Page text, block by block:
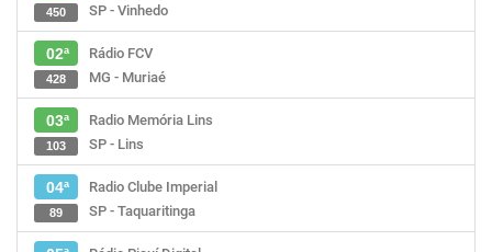
SP - Vinhedo
450
02ª
Rádio FCV
MG - Muriaé
428
03ª
Radio Memória Lins
SP - Lins
103
04ª
Radio Clube Imperial
SP - Taquaritinga
89